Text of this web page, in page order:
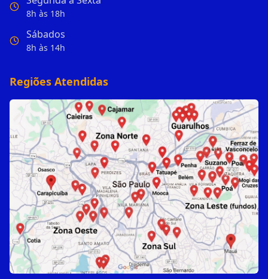
8h às 18h
Sábados
8h às 14h
Regiões Atendidas